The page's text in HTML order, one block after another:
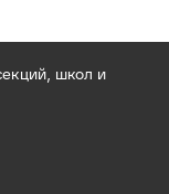
школ и